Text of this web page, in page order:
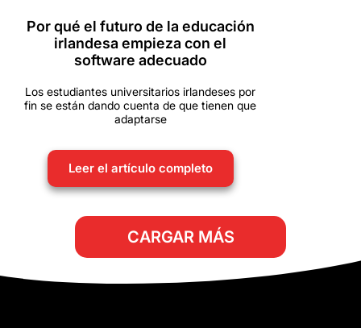
Por qué el futuro de la educación
irlandesa empieza con el
software adecuado
Los estudiantes universitarios irlandeses por
fin se están dando cuenta de que tienen que
adaptarse
Leer el artículo completo
CARGAR MÁS